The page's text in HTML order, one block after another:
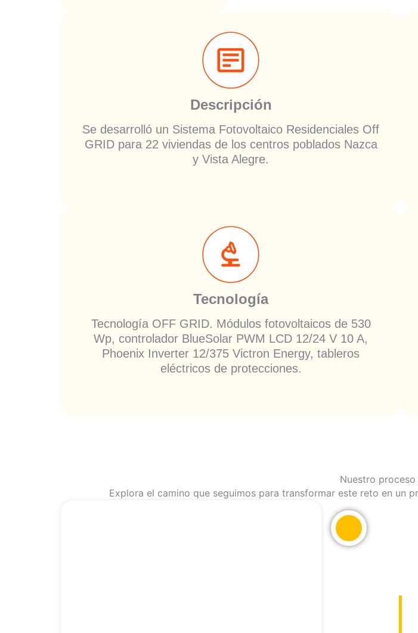
Descripción
Se desarrolló un Sistema Fotovoltaico Residenciales Off
GRID para 22 viviendas de los centros poblados Nazca
y Vista Alegre.
Tecnología
Tecnología OFF GRID. Módulos fotovoltaicos de 530
Wp, controlador BlueSolar PWM LCD 12/24 V 10 A,
Phoenix Inverter 12/375 Victron Energy, tableros
eléctricos de protecciones.
Nuestro proceso
Explora el camino que seguimos para transformar este reto en un